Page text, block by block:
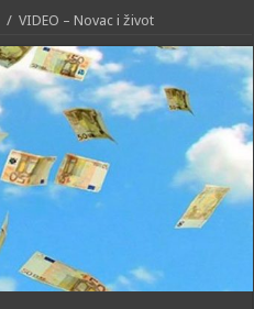
/ VIDEO – Novac i život